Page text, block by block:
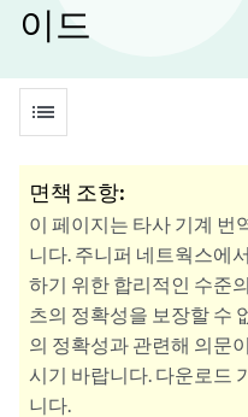
이드
list
면책 조항:
이 페이지는 타사 기계 번
니다. 주니퍼 네트웍스에
하기 위한 합리적인 수준
츠의 정확성을 보장할 수
의 정확성과 관련해 의문
시기 바랍니다. 다운로드
니다.